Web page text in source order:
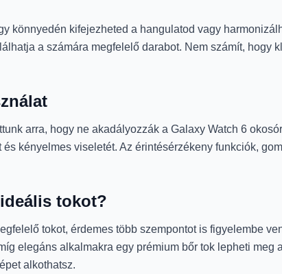
könnyedén kifejezheted a hangulatod vagy
a számára megfelelő darabot. Nem számít, hogy
arra, hogy ne akadályozzák a Galaxy Watch 6
kényelmes viseletét. Az érintésérzékeny funkciók,
tokot?
tokot, érdemes több szempontot is figyelembe
elegáns alkalmakra egy prémium bőr tok lepheti meg
alkothatsz.